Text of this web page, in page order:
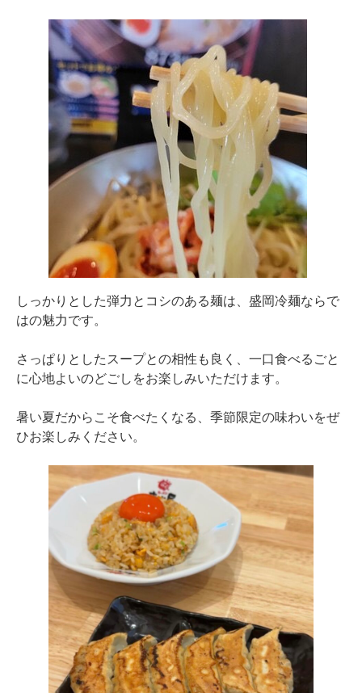
しっかりとした弾力とコシのある麺は、盛岡冷麺ならで
はの魅力です。
さっぱりとしたスープとの相性も良く、一口食べるごと
に心地よいのどごしをお楽しみいただけます。
暑い夏だからこそ食べたくなる、季節限定の味わいをぜ
ひお楽しみください。